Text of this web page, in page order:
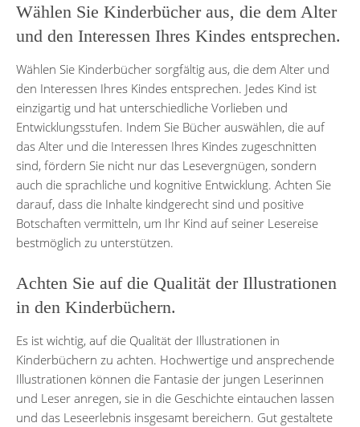
Wählen Sie Kinderbücher aus, die dem Alter
und den Interessen Ihres Kindes entsprechen.
Wählen Sie Kinderbücher sorgfältig aus, die dem Alter und
den Interessen Ihres Kindes entsprechen. Jedes Kind ist
einzigartig und hat unterschiedliche Vorlieben und
Entwicklungsstufen. Indem Sie Bücher auswählen, die auf
das Alter und die Interessen Ihres Kindes zugeschnitten
sind, fördern Sie nicht nur das Lesevergnügen, sondern
auch die sprachliche und kognitive Entwicklung. Achten Sie
darauf, dass die Inhalte kindgerecht sind und positive
Botschaften vermitteln, um Ihr Kind auf seiner Lesereise
bestmöglich zu unterstützen.
Achten Sie auf die Qualität der Illustrationen
in den Kinderbüchern.
Es ist wichtig, auf die Qualität der Illustrationen in
Kinderbüchern zu achten. Hochwertige und ansprechende
Illustrationen können die Fantasie der jungen Leserinnen
und Leser anregen, sie in die Geschichte eintauchen lassen
und das Leseerlebnis insgesamt bereichern. Gut gestaltete